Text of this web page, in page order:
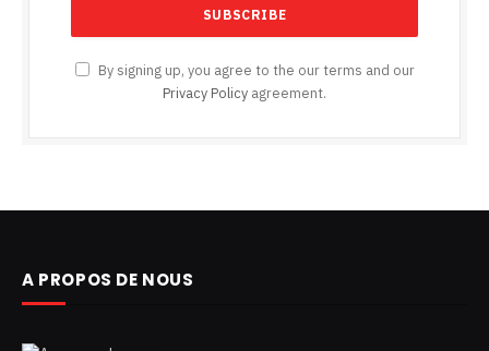
By signing up, you agree to the our terms and our
Privacy Policy agreement.
A PROPOS DE NOUS